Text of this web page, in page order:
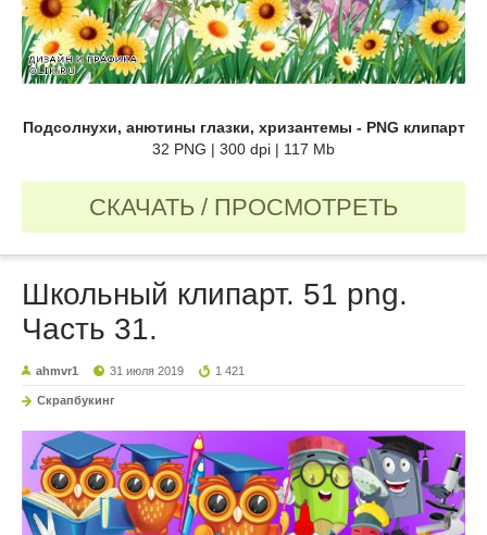
Подсолнухи, анютины глазки, хризантемы - PNG клипарт
32 PNG | 300 dpi | 117 Mb
СКАЧАТЬ / ПРОСМОТРЕТЬ
Школьный клипарт. 51 png.
Часть 31.
ahmvr1 31 июля 2019 1 421
Скрапбукинг